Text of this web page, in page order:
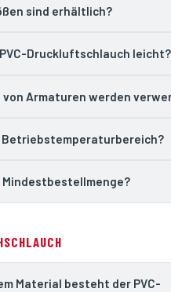
sind erhältlich?
Druckluftschlauch leicht?
von Armaturen werden
Betriebstemperaturbereich?
Mindestbestellmenge?
Material besteht der PVC-